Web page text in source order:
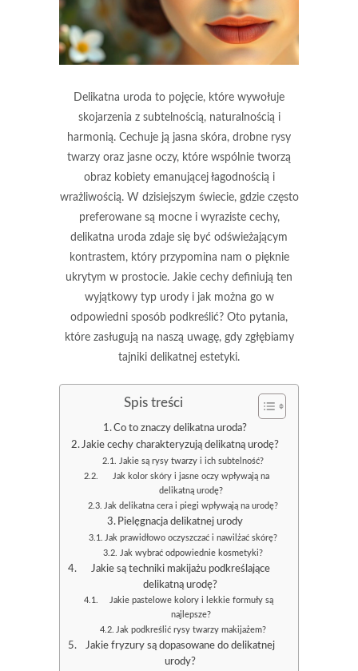
Delikatna uroda to pojęcie, które wywołuje
skojarzenia z subtelnością, naturalnością i
harmonią. Cechuje ją jasna skóra, drobne rysy
twarzy oraz jasne oczy, które wspólnie tworzą
obraz kobiety emanującej łagodnością i
wrażliwością. W dzisiejszym świecie, gdzie często
preferowane są mocne i wyraziste cechy,
delikatna uroda zdaje się być odświeżającym
kontrastem, który przypomina nam o pięknie
ukrytym w prostocie. Jakie cechy definiują ten
wyjątkowy typ urody i jak można go w
odpowiedni sposób podkreślić? Oto pytania,
które zasługują na naszą uwagę, gdy zgłębiamy
tajniki delikatnej estetyki.
Spis treści
Co to znaczy delikatna uroda?
Jakie cechy charakteryzują delikatną urodę?
Jakie są rysy twarzy i ich subtelność?
Jak kolor skóry i jasne oczy wpływają na
delikatną urodę?
Jak delikatna cera i piegi wpływają na urodę?
Pielęgnacja delikatnej urody
Jak prawidłowo oczyszczać i nawilżać skórę?
Jak wybrać odpowiednie kosmetyki?
Jakie są techniki makijażu podkreślające
delikatną urodę?
Jakie pastelowe kolory i lekkie formuły są
najlepsze?
Jak podkreślić rysy twarzy makijażem?
Jakie fryzury są dopasowane do delikatnej
urody?